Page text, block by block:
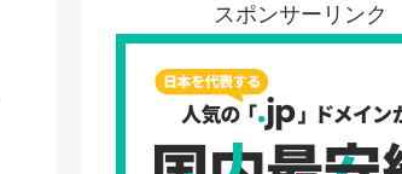
スポンサーリンク